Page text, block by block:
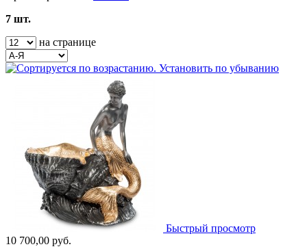
7 шт.
на странице
Быстрый просмотр
10 700,00 руб.